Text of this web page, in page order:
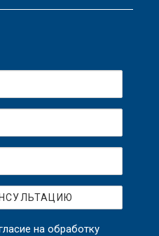
на обработку